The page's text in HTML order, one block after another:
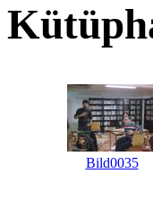
Bild0035